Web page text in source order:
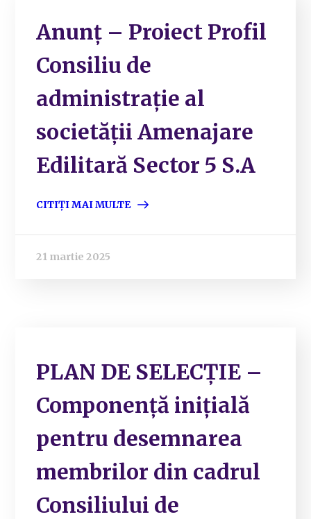
Anunț – Proiect Profil
Consiliu de
administrație al
societății Amenajare
Edilitară Sector 5 S.A
CITIȚI MAI MULTE
21 martie 2025
PLAN DE SELECȚIE –
Componență inițială
pentru desemnarea
membrilor din cadrul
Consiliului de